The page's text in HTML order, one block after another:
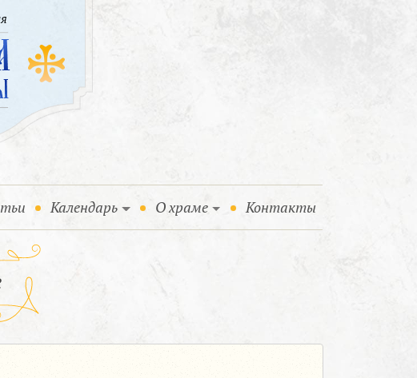
Календарь О храме Контакты